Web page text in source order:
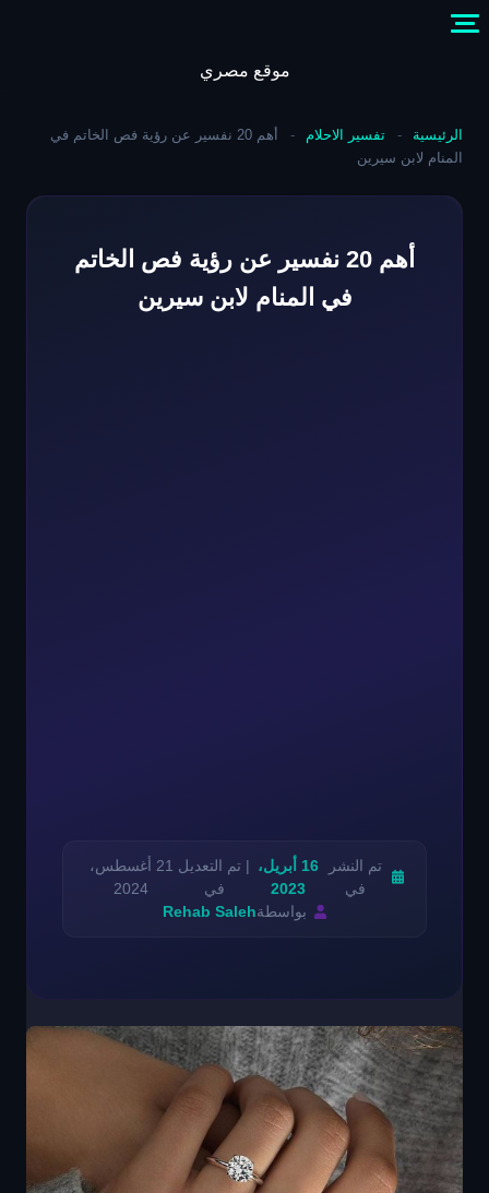
موقع مصري
الرئيسية - تفسير الاحلام -
أهم 20 نفسير عن رؤية فص الخاتم في
المنام لابن سيرين
أهم 20 نفسير عن رؤية فص الخاتم
في المنام لابن سيرين
تم النشر
في
16 أبريل،
2023
| تم التعديل
في
21 أغسطس،
2024
بواسطةRehab Saleh